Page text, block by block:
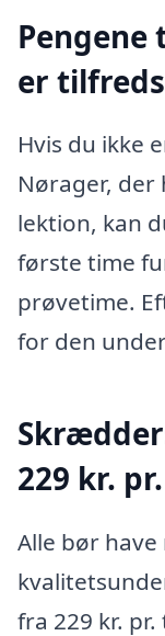
Pengene
er
Hvis du ikke
Nørager,
lektion, kan
første time
prøvetime.
for den
229 kr.
Alle bør
fra 229 kr.